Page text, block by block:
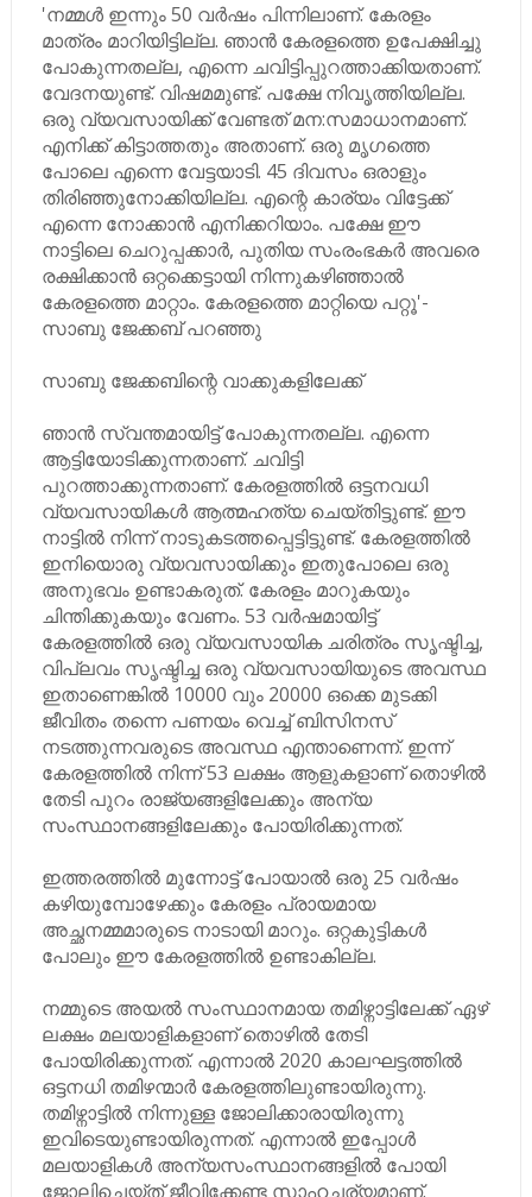
'നമ്മൾ ഇന്നും 50 വർഷം പിന്നിലാണ്. കേരളം
മാത്രം മാറിയിട്ടില്ല. ഞാൻ കേരളത്തെ ഉപേക്ഷിച്ചു
പോകുന്നതല്ല, എന്നെ ചവിട്ടിപ്പുറത്താക്കിയതാണ്.
വേദനയുണ്ട്. വിഷമമുണ്ട്. പക്ഷേ നിവൃത്തിയില്ല.
ഒരു വ്യവസായിക്ക് വേണ്ടത് മന:സമാധാനമാണ്.
എനിക്ക് കിട്ടാത്തതും അതാണ്. ഒരു മൃഗത്തെ
പോലെ എന്നെ വേട്ടയാടി. 45 ദിവസം ഒരാളും
തിരിഞ്ഞുനോക്കിയില്ല. എന്റെ കാര്യം വിട്ടേക്ക്
എന്നെ നോക്കാൻ എനിക്കറിയാം. പക്ഷേ ഈ
നാട്ടിലെ ചെറുപ്പക്കാർ, പുതിയ സംരംഭകർ അവരെ
രക്ഷിക്കാൻ ഒറ്റക്കെട്ടായി നിന്നുകഴിഞ്ഞാൽ
കേരളത്തെ മാറ്റാം. കേരളത്തെ മാറ്റിയെ പറ്റൂ'-
സാബു ജേക്കബ് പറഞ്ഞു
സാബു ജേക്കബിന്റെ വാക്കുകളിലേക്ക്
ഞാൻ സ്വന്തമായിട്ട് പോകുന്നതല്ല. എന്നെ
ആട്ടിയോടിക്കുന്നതാണ്. ചവിട്ടി
പുറത്താക്കുന്നതാണ്. കേരളത്തിൽ ഒട്ടനവധി
വ്യവസായികൾ ആത്മഹത്യ ചെയ്തിട്ടുണ്ട്. ഈ
നാട്ടിൽ നിന്ന് നാടുകടത്തപ്പെട്ടിട്ടുണ്ട്. കേരളത്തിൽ
ഇനിയൊരു വ്യവസായിക്കും ഇതുപോലെ ഒരു
അനുഭവം ഉണ്ടാകരുത്. കേരളം മാറുകയും
ചിന്തിക്കുകയും വേണം. 53 വർഷമായിട്ട്
കേരളത്തിൽ ഒരു വ്യവസായിക ചരിത്രം സൃഷ്ടിച്ച,
വിപ്ലവം സൃഷ്ടിച്ച ഒരു വ്യവസായിയുടെ അവസ്ഥ
ഇതാണെങ്കിൽ 10000 വും 20000 ഒക്കെ മുടക്കി
ജീവിതം തന്നെ പണയം വെച്ച് ബിസിനസ്
നടത്തുന്നവരുടെ അവസ്ഥ എന്താണെന്ന്. ഇന്ന്
കേരളത്തിൽ നിന്ന് 53 ലക്ഷം ആളുകളാണ് തൊഴിൽ
തേടി പുറം രാജ്യങ്ങളിലേക്കും അന്യ
സംസ്ഥാനങ്ങളിലേക്കും പോയിരിക്കുന്നത്.
ഇത്തരത്തിൽ മുന്നോട്ട് പോയാൽ ഒരു 25 വർഷം
കഴിയുമ്പോഴേക്കും കേരളം പ്രായമായ
അച്ഛനമ്മമാരുടെ നാടായി മാറും. ഒറ്റകുട്ടികൾ
പോലും ഈ കേരളത്തിൽ ഉണ്ടാകില്ല.
നമ്മുടെ അയൽ സംസ്ഥാനമായ തമിഴ്നാട്ടിലേക്ക് ഏഴ്
ലക്ഷം മലയാളികളാണ് തൊഴിൽ തേടി
പോയിരിക്കുന്നത്. എന്നാൽ 2020 കാലഘട്ടത്തിൽ
ഒട്ടനധി തമിഴന്മാർ കേരളത്തിലുണ്ടായിരുന്നു.
തമിഴ്നാട്ടിൽ നിന്നുള്ള ജോലിക്കാരായിരുന്നു
ഇവിടെയുണ്ടായിരുന്നത്. എന്നാൽ ഇപ്പോൾ
മലയാളികൾ അന്യസംസ്ഥാനങ്ങളിൽ പോയി
ജോലിചെയ്ത് ജീവിക്കേണ്ട സാഹചര്യമാണ്.